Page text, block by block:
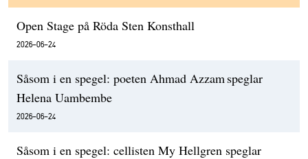
Open Stage på Röda Sten Konsthall
2026-06-24
Såsom i en spegel: poeten Ahmad Azzam speglar
Helena Uambembe
2026-06-24
Såsom i en spegel: cellisten My Hellgren speglar